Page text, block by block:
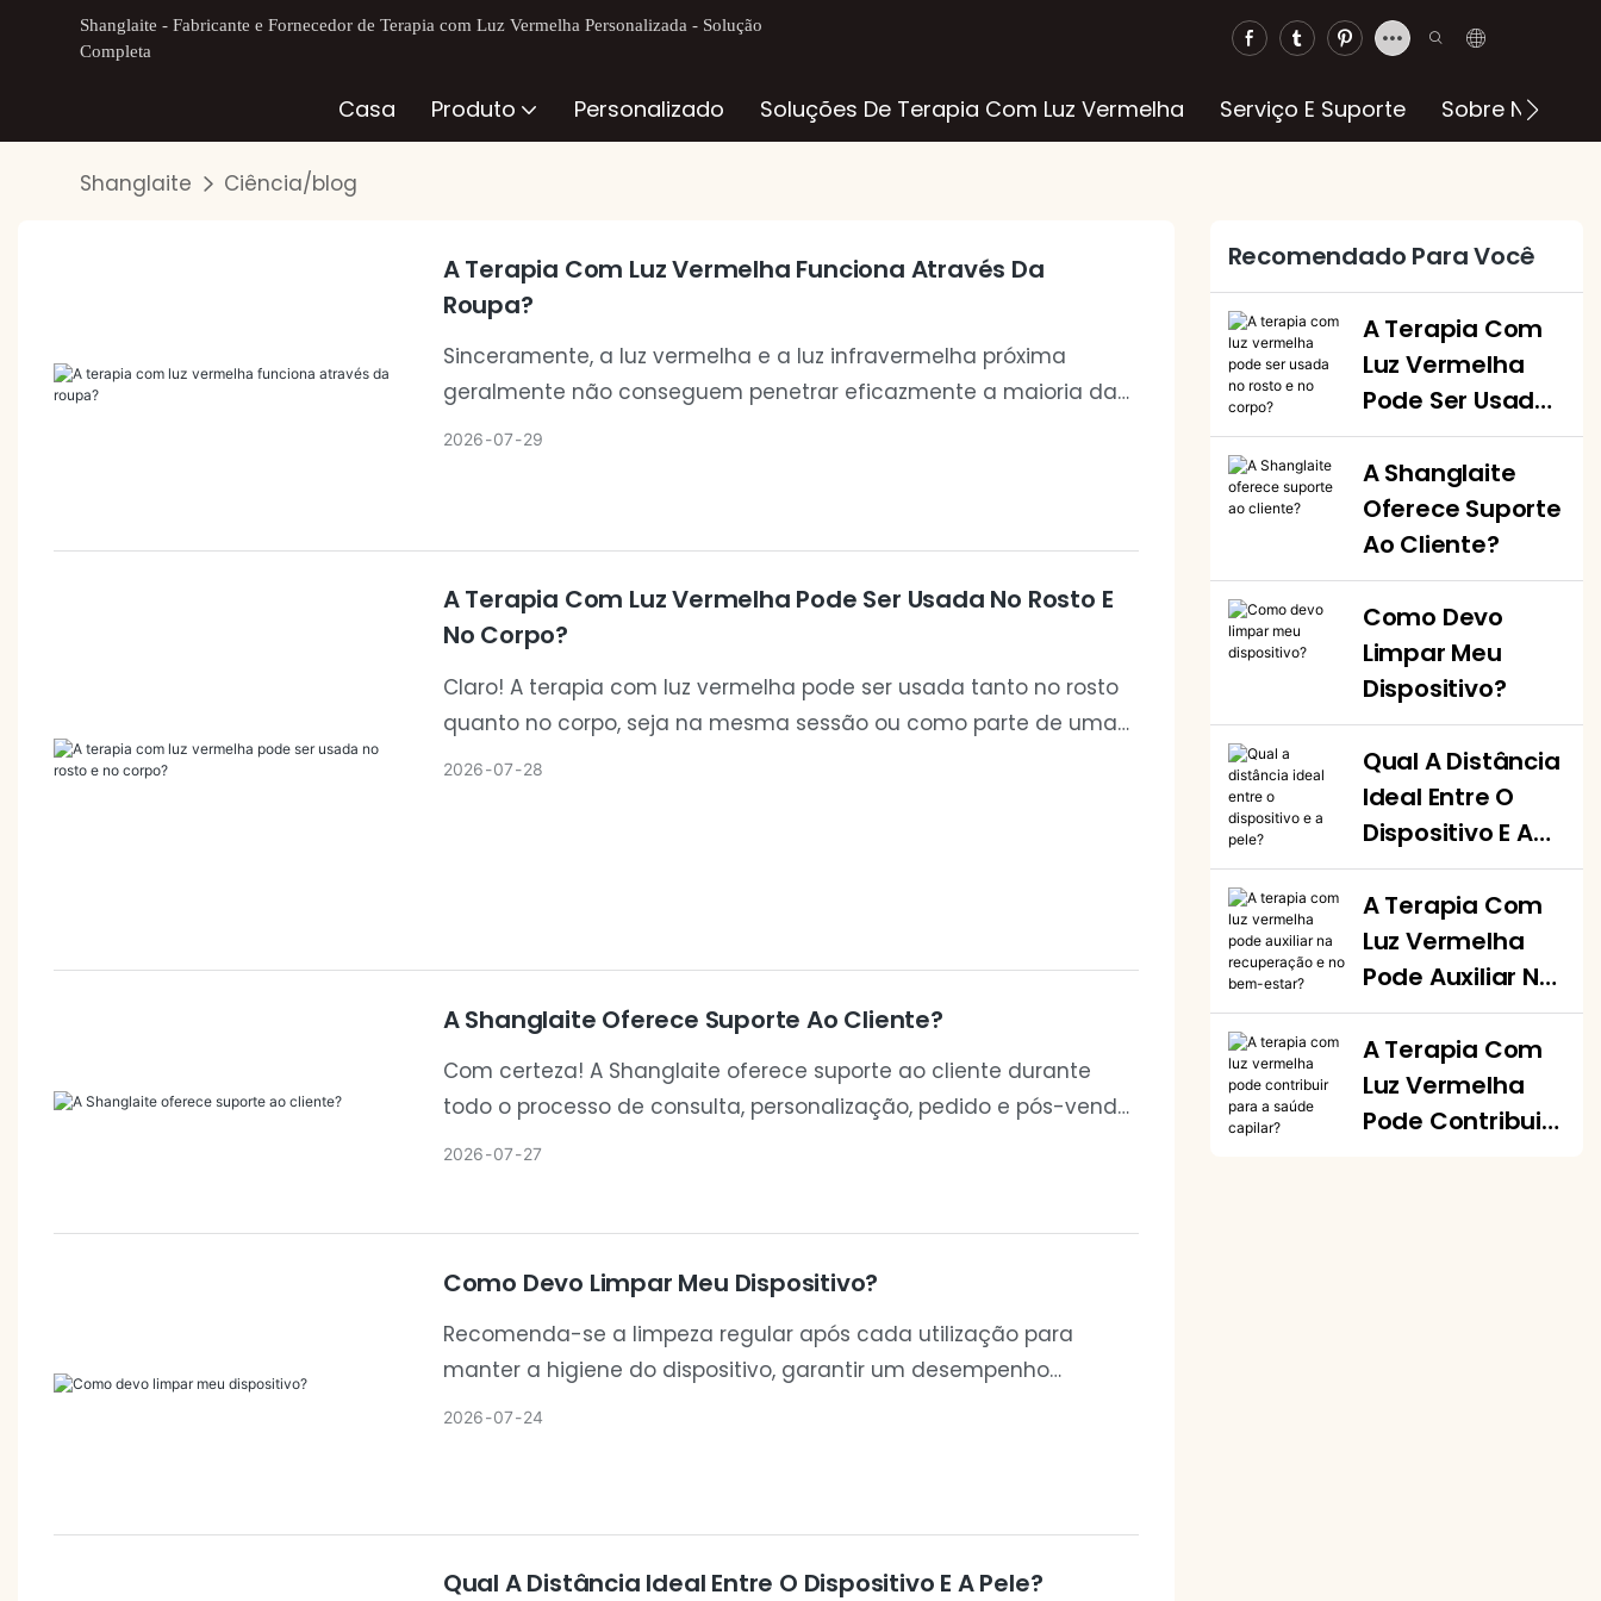
Shanglaite - Fabricante e Fornecedor de Terapia com Luz Vermelha Personalizada - Solução
Completa
Casa Produto Personalizado Soluções De Terapia Com Luz Vermelha Serviço E Suporte Sobre Nós
Shanglaite Ciência/blog
A Terapia Com Luz Vermelha Funciona Através Da
Roupa?
Sinceramente, a luz vermelha e a luz infravermelha próxima
geralmente não conseguem penetrar eficazmente a maioria das
roupas ou outros materiais espessos. Para que a terapia com luz
2026 07 29
A Terapia Com Luz Vermelha Pode Ser Usada No Rosto E
No Corpo?
Claro! A terapia com luz vermelha pode ser usada tanto no rosto
quanto no corpo, seja na mesma sessão ou como parte de uma
rotina de tratamento combinada. Muitos dispositivos Shanglaite
2026 07 28
A Shanglaite Oferece Suporte Ao Cliente?
Com certeza! A Shanglaite oferece suporte ao cliente durante
todo o processo de consulta, personalização, pedido e pós-venda
do produto. Nossa equipe trabalha em estreita colaboração com
2026 07 27
Como Devo Limpar Meu Dispositivo?
Recomenda-se a limpeza regular após cada utilização para
manter a higiene do dispositivo, garantir um desempenho
consistente e prolongar a vida útil do aparelho de terapia com luz
2026 07 24
Qual A Distância Ideal Entre O Dispositivo E A Pele?
Recomendado Para Você
A Terapia Com
Luz Vermelha
Pode Ser Usada
No Rosto E No
Corpo?
A Shanglaite
Oferece Suporte
Ao Cliente?
Como Devo
Limpar Meu
Dispositivo?
Qual A Distância
Ideal Entre O
Dispositivo E A
Pele?
A Terapia Com
Luz Vermelha
Pode Auxiliar Na
Recuperação E
No Bem-Estar?
A Terapia Com
Luz Vermelha
Pode Contribuir